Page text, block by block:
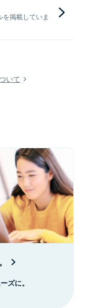
掲載していま
いて
ズに。